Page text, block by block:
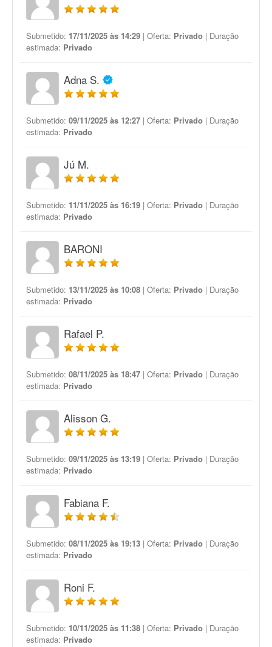
Submetido: 17/11/2025 às 14:29 | Oferta: Privado | Duração
estimada: Privado
Adna S.
Submetido: 09/11/2025 às 12:27 | Oferta: Privado | Duração
estimada: Privado
Jú M.
Submetido: 11/11/2025 às 16:19 | Oferta: Privado | Duração
estimada: Privado
BARONI
Submetido: 13/11/2025 às 10:08 | Oferta: Privado | Duração
estimada: Privado
Rafael P.
Submetido: 08/11/2025 às 18:47 | Oferta: Privado | Duração
estimada: Privado
Alisson G.
Submetido: 09/11/2025 às 13:19 | Oferta: Privado | Duração
estimada: Privado
Fabiana F.
Submetido: 08/11/2025 às 19:13 | Oferta: Privado | Duração
estimada: Privado
Roni F.
Submetido: 10/11/2025 às 11:38 | Oferta: Privado | Duração
estimada: Privado